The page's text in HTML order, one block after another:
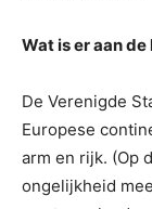
Wat is er aan
De Verenigde
Europese
arm en rijk. (Op
ongelijkheid